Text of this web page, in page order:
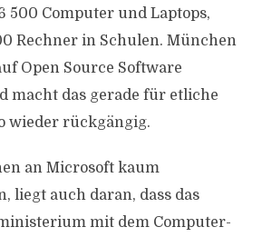
500 Computer und Laptops,
Rechner in Schulen. München
Open Source Software
macht das gerade für etliche
wieder rückgängig.
an Microsoft kaum
liegt auch daran, dass das
mit dem Computer-